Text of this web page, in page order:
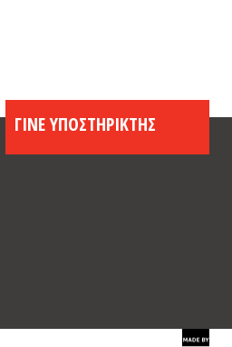
ΓΙΝΕ ΥΠΟΣΤΗΡΙΚΤΗΣ